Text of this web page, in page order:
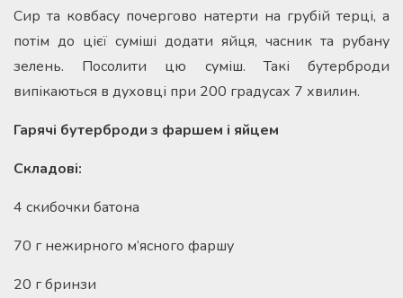
Сир та ковбасу почергово натерти на грубій терці, а
потім до цієї суміші додати яйця, часник та рубану
зелень. Посолити цю суміш. Такі бутерброди
випікаються в духовці при 200 градусах 7 хвилин.
Гарячі бутерброди з фаршем і яйцем
Складові:
4 скибочки батона
70 г нежирного м’ясного фаршу
20 г бринзи